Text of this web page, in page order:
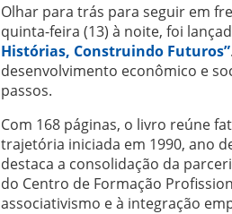
Olhar para trás para seguir em
quinta-feira (13) à noite, foi
Histórias, Construindo Futuros”
desenvolvimento econômico e
passos.
Com 168 páginas, o livro reúne
trajetória iniciada em 1990, ano
destaca a consolidação da
do Centro de Formação
associativismo e à integração